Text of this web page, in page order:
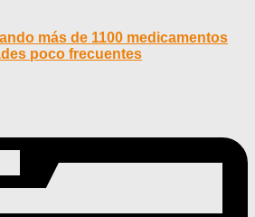
más de 1100 medicamentos
poco frecuentes